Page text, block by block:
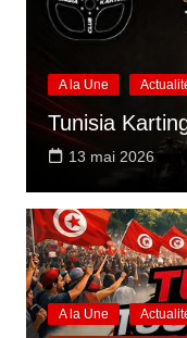
A la Une
Tunisia
13 mai 2026
A la Une